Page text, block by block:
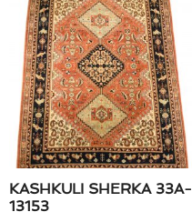
KASHKULI SHERKA 33A-
13153